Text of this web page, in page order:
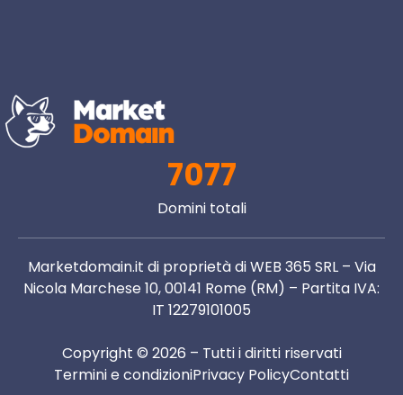
7077
Domini totali
Marketdomain.it di proprietà di WEB 365 SRL – Via
Nicola Marchese 10, 00141 Rome (RM) – Partita IVA:
IT 12279101005
Copyright © 2026 – Tutti i diritti riservati
Termini e condizioniPrivacy PolicyContatti